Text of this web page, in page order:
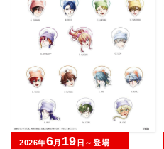
2026年6月 19 日～登場